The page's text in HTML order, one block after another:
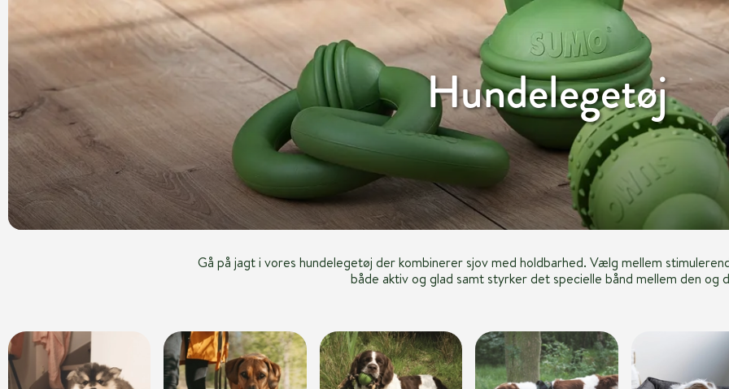
Hundelegetøj
Gå på jagt i vores hundelegetøj der kombinerer sjov med holdbarhed. Vælg mellem
både aktiv og glad samt styrker det specielle bånd mellem den og